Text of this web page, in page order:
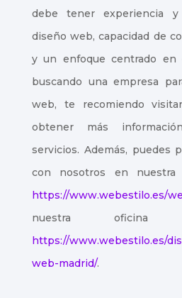
debe tener experiencia
diseño web, capacidad de
y un enfoque centrado en
buscando una empresa
web, te recomiendo
obtener más
servicios. Además, puedes
con nosotros en nuestra
https://www.webestilo.es/
nuestra oficina
https://www.webestilo.es/
web-madrid/.